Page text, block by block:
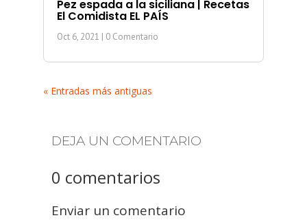
Pez espada a la siciliana | Recetas
El Comidista EL PAÍS
Oct 6, 2021 | 0 Comentario
« Entradas más antiguas
DEJA UN COMENTARIO
0 comentarios
Enviar un comentario